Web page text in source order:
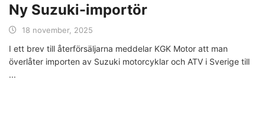
Ny Suzuki-importör
18 november, 2025
I ett brev till återförsäljarna meddelar KGK Motor att man
överlåter importen av Suzuki motorcyklar och ATV i Sverige till